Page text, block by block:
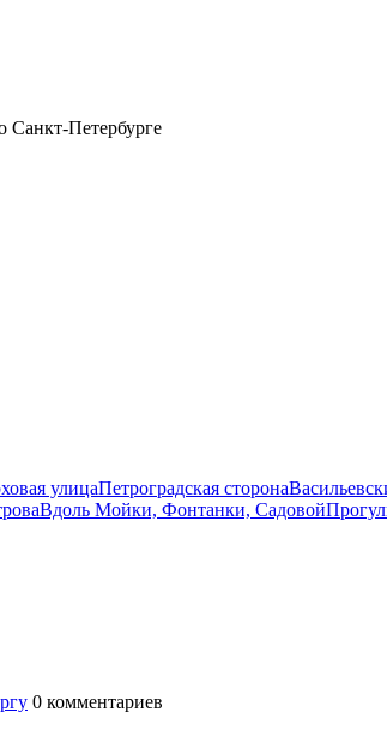
Санкт-Петербурге
улицаПетроградская сторона
Вдоль Мойки, Фонтанки, Садовой
0 комментариев